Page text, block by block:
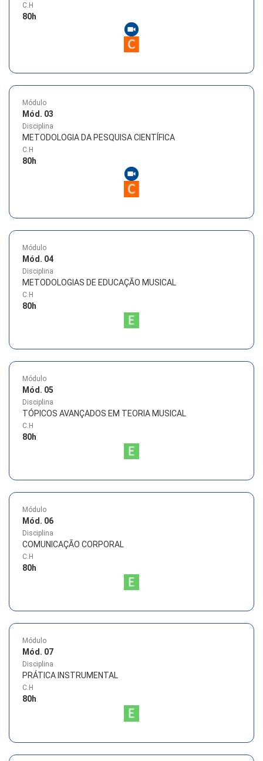
C.H
80h
Módulo
Mód. 03
Disciplina
METODOLOGIA DA PESQUISA CIENTÍFICA
C.H
80h
Módulo
Mód. 04
Disciplina
METODOLOGIAS DE EDUCAÇÃO MUSICAL
C.H
80h
Módulo
Mód. 05
Disciplina
TÓPICOS AVANÇADOS EM TEORIA MUSICAL
C.H
80h
Módulo
Mód. 06
Disciplina
COMUNICAÇÃO CORPORAL
C.H
80h
Módulo
Mód. 07
Disciplina
PRÁTICA INSTRUMENTAL
C.H
80h